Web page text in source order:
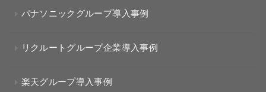
パナソニックグループ導入事例
リクルートグループ企業導入事例
楽天グループ導入事例